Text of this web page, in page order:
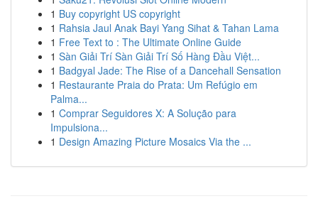
1 Buy copyright US copyright
1 Rahsia Jaul Anak Bayi Yang Sihat & Tahan Lama
1 Free Text to : The Ultimate Online Guide
1 Sàn Giải Trí Sàn Giải Trí Số Hàng Đầu Việt...
1 Badgyal Jade: The Rise of a Dancehall Sensation
1 Restaurante Praia do Prata: Um Refúgio em
Palma...
1 Comprar Seguidores X: A Solução para
Impulsiona...
1 Design Amazing Picture Mosaics Via the ...